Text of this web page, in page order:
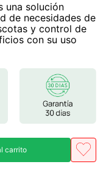
una solución
de necesidades de
y control de
con su uso
carrito